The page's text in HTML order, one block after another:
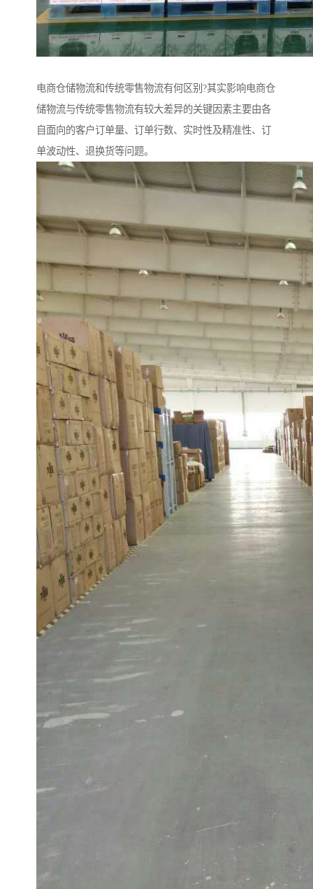
电商仓储物流和传统零售物流有何区别?其实影响电商仓
储物流与传统零售物流有较大差异的关键因素主要由各
自面向的客户订单量、订单行数、实时性及精准性、订
单波动性、退换货等问题。